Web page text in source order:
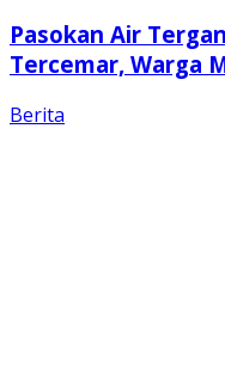
Pasokan Air
Tercemar, Warga
Berita